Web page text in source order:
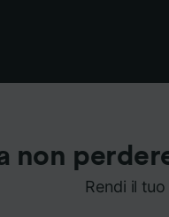
non
Rendi il